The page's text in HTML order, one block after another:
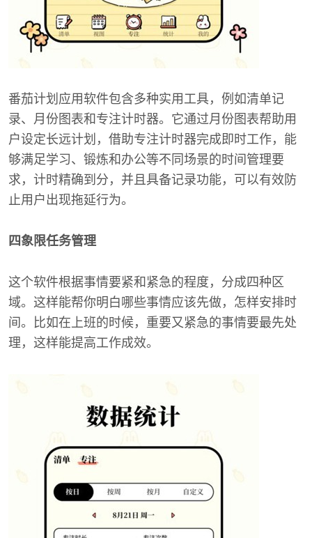
番茄计划应用软件包含多种实用工具，例如清单记
录、月份图表和专注计时器。它通过月份图表帮助用
户设定长远计划，借助专注计时器完成即时工作，能
够满足学习、锻炼和办公等不同场景的时间管理要
求，计时精确到分，并且具备记录功能，可以有效防
止用户出现拖延行为。
四象限任务管理
这个软件根据事情要紧和紧急的程度，分成四种区
域。这样能帮你明白哪些事情应该先做，怎样安排时
间。比如在上班的时候，重要又紧急的事情要最先处
理，这样能提高工作成效。